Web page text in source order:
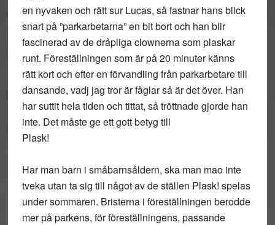
en nyvaken och rätt sur Lucas, så fastnar hans blick
snart på ”parkarbetarna” en bit bort och han blir
fascinerad av de dråpliga clownerna som plaskar
runt. Föreställningen som är på 20 minuter känns
rätt kort och efter en förvandling från parkarbetare till
dansande, vadj jag tror är fåglar så är det över. Han
har suttit hela tiden och tittat, så tröttnade gjorde han
inte. Det måste ge ett gott betyg till
Plask!
Har man barn i småbarnsåldern, ska man mao inte
tveka utan ta sig till något av de ställen Plask! spelas
under sommaren. Bristerna i föreställningen berodde
mer på parkens, för föreställningens, passande